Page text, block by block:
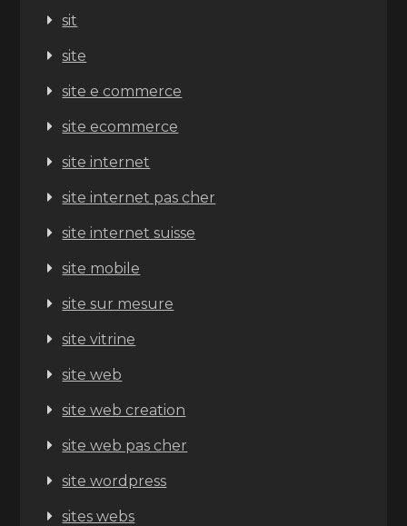
sit
site
site e commerce
site ecommerce
site internet
site internet pas cher
site internet suisse
site mobile
site sur mesure
site vitrine
site web
site web creation
site web pas cher
site wordpress
sites webs